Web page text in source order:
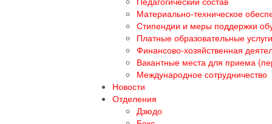
Материально-техническое
Стипендии и меры поддержки
Платные образовательные услуги
Финансово-хозяйственная
Вакантные места для приема
Международное сотрудничество
Новости
Отделения
Дзюдо